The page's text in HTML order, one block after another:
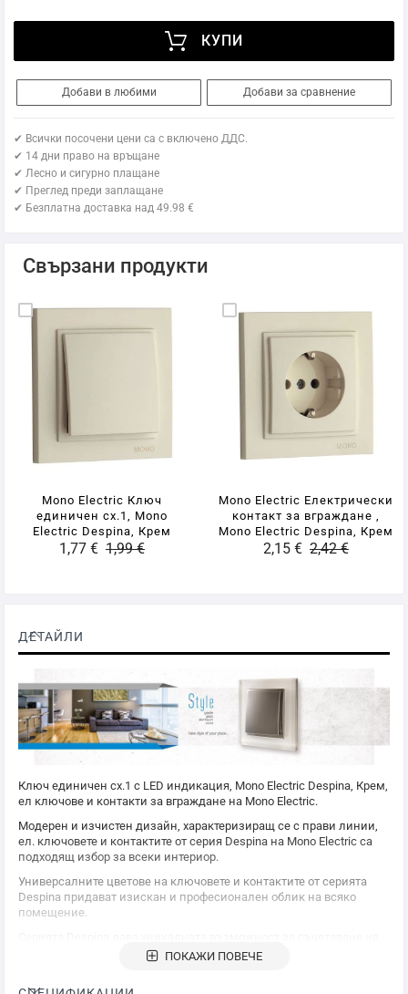
КУПИ
Добави в любими Добави за сравнение
✔ Всички посочени цени са с включено ДДС.
✔ 14 дни право на връщане
✔ Лесно и сигурно плащане
✔ Преглед преди заплащане
✔ Безплатна доставка над 49.98 €
Свързани продукти
Mono Electric Ключ
единичен сх.1, Mono
Electric Despina, Крем
1,77 € 1,99 €
Mono Electric Електрически
контакт за вграждане ,
Mono Electric Despina, Крем
2,15 € 2,42 €
ДЕТАЙЛИ
Ключ единичен сх.1 с LED индикация, Mono Electric Despina, Крем,
ел ключове и контакти за вграждане на Mono Electric.
Модерен и изчистен дизайн, характеризиращ се с прави линии,
ел. ключовете и контактите от серия Despina на Mono Electric са
подходящ избор за всеки интериор.
Универсалните цветове на ключовете и контактите от серията
Despina придават изискан и професионален облик на всяко
помещение.
различните функции с асемблиране в декоративни рамки.
ПОКАЖИ ПОВЕЧЕ